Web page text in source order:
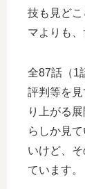
技も見ど
マよりも、
全87話（1
評判等を
り上がる
らしか見
いけど、
ています。